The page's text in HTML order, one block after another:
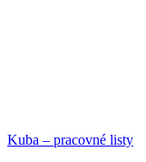
Kuba – pracovné listy